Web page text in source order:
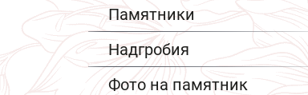
Памятники
Надгробия
Фото на памятник